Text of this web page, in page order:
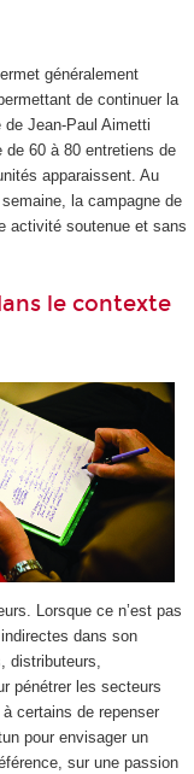
généralement
de continuer la
Jean-Paul Aimetti
de 60 à 80 entretiens de
apparaissent. Au
la campagne de
activité soutenue et sans
le contexte
Lorsque ce n’est pas
dans son
distributeurs,
pénétrer les secteurs
certains de repenser
pour envisager un
sur une passion